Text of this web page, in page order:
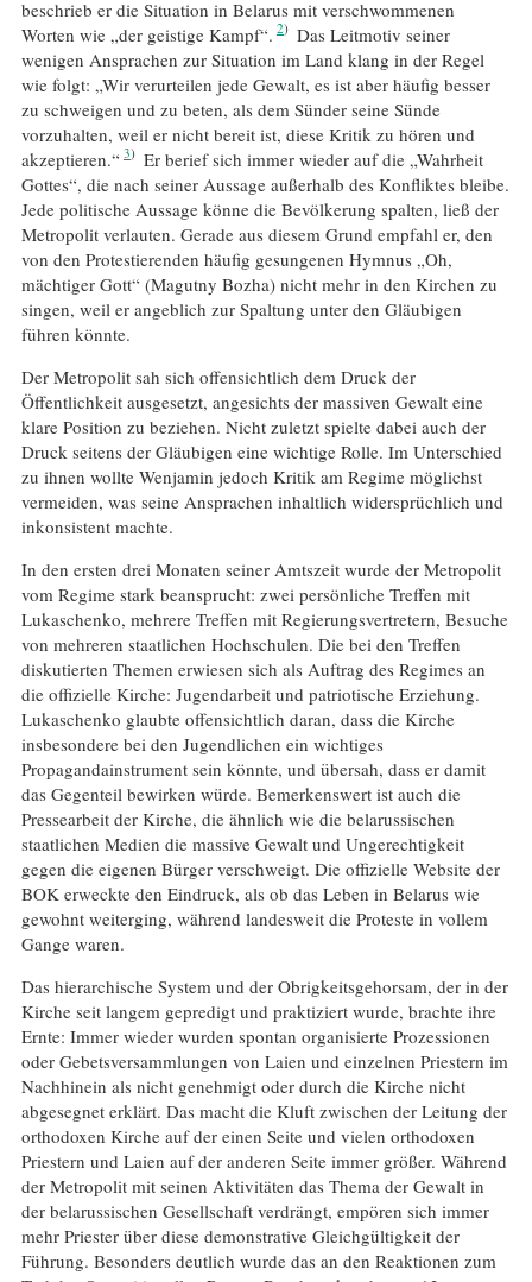
beschrieb er die Situation in Belarus mit verschwommenen
Worten wie „der geistige Kampf“. 2
Das Leitmotiv seiner
wenigen Ansprachen zur Situation im Land klang in der Regel
wie folgt: „Wir verurteilen jede Gewalt, es ist aber häufig besser
zu schweigen und zu beten, als dem Sünder seine Sünde
vorzuhalten, weil er nicht bereit ist, diese Kritik zu hören und
akzeptieren.“ 3
Er berief sich immer wieder auf die „Wahrheit
Gottes“, die nach seiner Aussage außerhalb des Konfliktes bleibe.
Jede politische Aussage könne die Bevölkerung spalten, ließ der
Metropolit verlauten. Gerade aus diesem Grund empfahl er, den
von den Protestierenden häufig gesungenen Hymnus „Oh,
mächtiger Gott“ (Magutny Bozha) nicht mehr in den Kirchen zu
singen, weil er angeblich zur Spaltung unter den Gläubigen
führen könnte.
Der Metropolit sah sich offensichtlich dem Druck der
Öffentlichkeit ausgesetzt, angesichts der massiven Gewalt eine
klare Position zu beziehen. Nicht zuletzt spielte dabei auch der
Druck seitens der Gläubigen eine wichtige Rolle. Im Unterschied
zu ihnen wollte Wenjamin jedoch Kritik am Regime möglichst
vermeiden, was seine Ansprachen inhaltlich widersprüchlich und
inkonsistent machte.
In den ersten drei Monaten seiner Amtszeit wurde der Metropolit
vom Regime stark beansprucht: zwei persönliche Treffen mit
Lukaschenko, mehrere Treffen mit Regierungsvertretern, Besuche
von mehreren staatlichen Hochschulen. Die bei den Treffen
diskutierten Themen erwiesen sich als Auftrag des Regimes an
die offizielle Kirche: Jugendarbeit und patriotische Erziehung.
Lukaschenko glaubte offensichtlich daran, dass die Kirche
insbesondere bei den Jugendlichen ein wichtiges
Propagandainstrument sein könnte, und übersah, dass er damit
das Gegenteil bewirken würde. Bemerkenswert ist auch die
Pressearbeit der Kirche, die ähnlich wie die belarussischen
staatlichen Medien die massive Gewalt und Ungerechtigkeit
gegen die eigenen Bürger verschweigt. Die offizielle Website der
BOK erweckte den Eindruck, als ob das Leben in Belarus wie
gewohnt weiterging, während landesweit die Proteste in vollem
Gange waren.
Das hierarchische System und der Obrigkeitsgehorsam, der in der
Kirche seit langem gepredigt und praktiziert wurde, brachte ihre
Ernte: Immer wieder wurden spontan organisierte Prozessionen
oder Gebetsversammlungen von Laien und einzelnen Priestern im
Nachhinein als nicht genehmigt oder durch die Kirche nicht
abgesegnet erklärt. Das macht die Kluft zwischen der Leitung der
orthodoxen Kirche auf der einen Seite und vielen orthodoxen
Priestern und Laien auf der anderen Seite immer größer. Während
der Metropolit mit seinen Aktivitäten das Thema der Gewalt in
der belarussischen Gesellschaft verdrängt, empören sich immer
mehr Priester über diese demonstrative Gleichgültigkeit der
Führung. Besonders deutlich wurde das an den Reaktionen zum